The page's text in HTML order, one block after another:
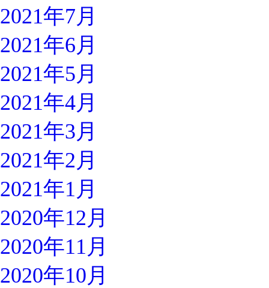
2021年7月
2021年6月
2021年5月
2021年4月
2021年3月
2021年2月
2021年1月
2020年12月
2020年11月
2020年10月